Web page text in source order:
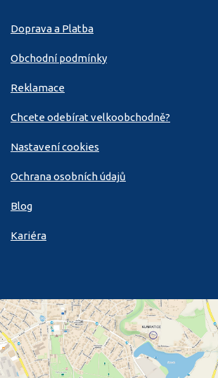
Doprava a Platba
Obchodní podmínky
Reklamace
Chcete odebírat velkoobchodně?
Nastavení cookies
Ochrana osobních údajů
Blog
Kariéra